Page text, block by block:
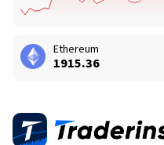
Ethereum
1915.37